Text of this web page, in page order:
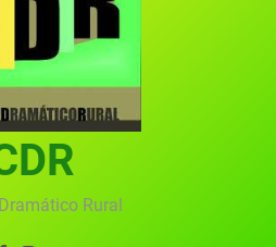
Dramático Rural 2025
Rural el 20 de
en el VI Certamen
piezas breves teatrales
Rural de Mira
Dramático Rural de
Rural